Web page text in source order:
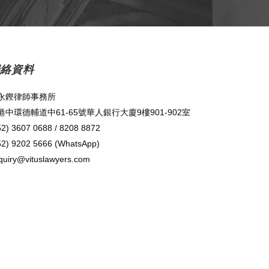
資料
鏗律師事務所
中環德輔道中61-65號華人銀行大廈9樓901-902室
3607 0688 / 8208 8872
9202 5666 (WhatsApp)